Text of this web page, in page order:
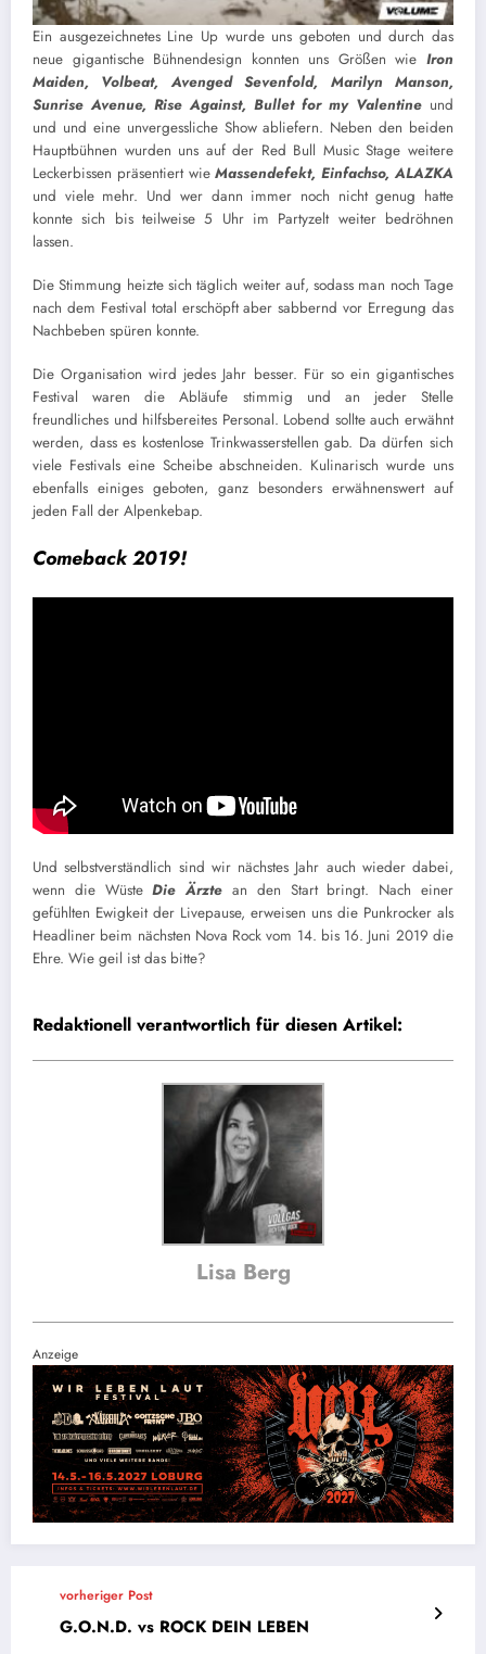
Ein ausgezeichnetes Line Up wurde uns geboten und durch das
neue gigantische Bühnendesign konnten uns Größen wie Iron
Maiden, Volbeat, Avenged Sevenfold, Marilyn Manson,
Sunrise Avenue, Rise Against, Bullet for my Valentine und
und und eine unvergessliche Show abliefern. Neben den beiden
Hauptbühnen wurden uns auf der Red Bull Music Stage weitere
Leckerbissen präsentiert wieMassendefekt, Einfachso, ALAZKA
und viele mehr. Und wer dann immer noch nicht genug hatte
konnte sich bis teilweise 5 Uhr im Partyzelt weiter bedröhnen
lassen.
Die Stimmung heizte sich täglich weiter auf, sodass man noch Tage
nach dem Festival total erschöpft aber sabbernd vor Erregung das
Nachbeben spüren konnte.
Die Organisation wird jedes Jahr besser. Für so ein gigantisches
Festival waren die Abläufe stimmig und an jeder Stelle
freundliches und hilfsbereites Personal. Lobend sollte auch erwähnt
werden, dass es kostenlose Trinkwasserstellen gab. Da dürfen sich
viele Festivals eine Scheibe abschneiden. Kulinarisch wurde uns
ebenfalls einiges geboten, ganz besonders erwähnenswert auf
jeden Fall der Alpenkebap.
Comeback 2019!
Und selbstverständlich sind wir nächstes Jahr auch wieder dabei,
wenn die WüsteDie Ärzte an den Start bringt. Nach einer
gefühlten Ewigkeit der Livepause, erweisen uns die Punkrocker als
Headliner beim nächsten Nova Rock vom 14. bis 16. Juni 2019 die
Ehre. Wie geil ist das bitte?
Redaktionell verantwortlich für diesen Artikel:
Lisa Berg
Anzeige
vorheriger Post
G.O.N.D. vs ROCK DEIN LEBEN